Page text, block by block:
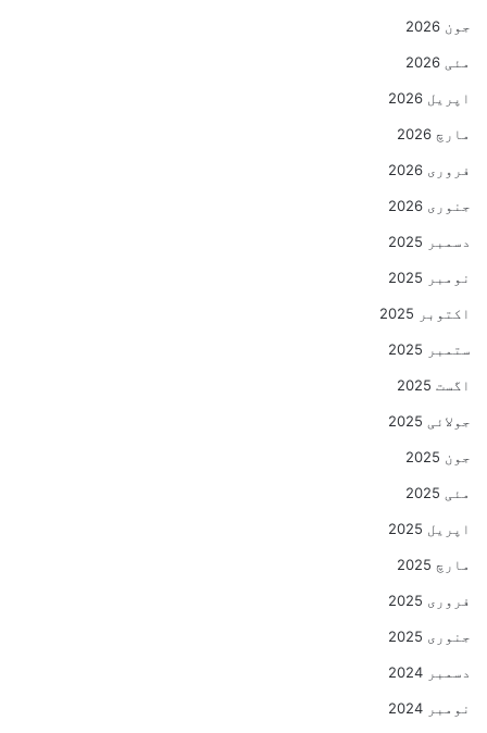
جون 2026
مئی 2026
اپریل 2026
مارچ 2026
فروری 2026
جنوری 2026
دسمبر 2025
نومبر 2025
اکتوبر 2025
ستمبر 2025
اگست 2025
جولائی 2025
جون 2025
مئی 2025
اپریل 2025
مارچ 2025
فروری 2025
جنوری 2025
دسمبر 2024
نومبر 2024